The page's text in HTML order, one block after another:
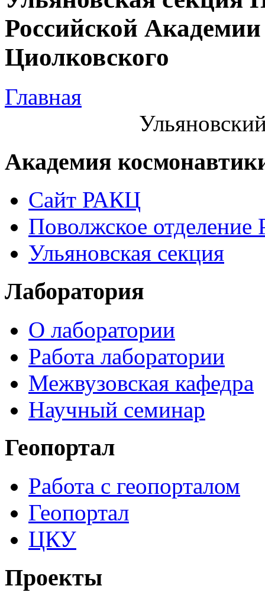
Российской
Циолковского
Главная
Академия
Сайт РАКЦ
Поволжское
Ульяновская секция
Лаборатория
О лаборатории
Работа лаборатории
Межвузовская кафедра
Научный семинар
Геопортал
Работа с геопорталом
Геопортал
ЦКУ
Проекты